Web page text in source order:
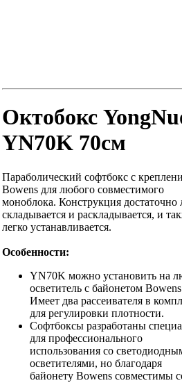
Октобокс
YN70K 70см
Параболический софтбокс с
Bowens для любого совместимого
моноблока. Конструкция достаточно
складывается и раскладывается, и
легко устанавливается.
Особенности:
YN70K можно установить на
осветитель с байонетом
Имеет два рассеивателя в
для регулировки плотности.
Софтбоксы разработаны
для профессионального
использования со
осветителями, но благодаря
байонету Bowens совместимы